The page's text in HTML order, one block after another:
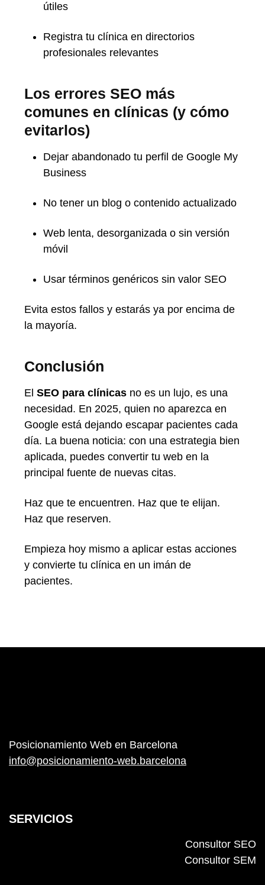
útiles
Registra tu clínica en directorios
profesionales relevantes
Los errores SEO más
comunes en clínicas (y cómo
evitarlos)
Dejar abandonado tu perfil de Google My
Business
No tener un blog o contenido actualizado
Web lenta, desorganizada o sin versión
móvil
Usar términos genéricos sin valor SEO
Evita estos fallos y estarás ya por encima de
la mayoría.
Conclusión
El SEO para clínicas no es un lujo, es una
necesidad. En 2025, quien no aparezca en
Google está dejando escapar pacientes cada
día. La buena noticia: con una estrategia bien
aplicada, puedes convertir tu web en la
principal fuente de nuevas citas.
Haz que te encuentren. Haz que te elijan.
Haz que reserven.
Empieza hoy mismo a aplicar estas acciones
y convierte tu clínica en un imán de
pacientes.
Posicionamiento Web en Barcelona
info@posicionamiento-web.barcelona
SERVICIOS
Consultor SEO
Consultor SEM